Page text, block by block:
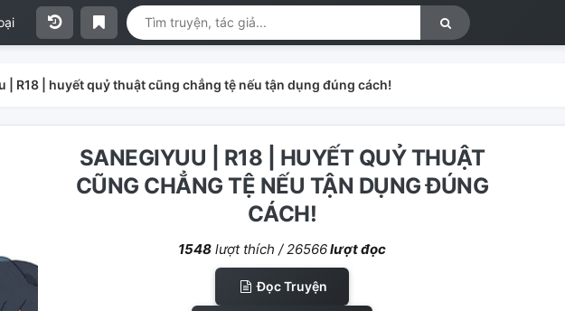
| R18 | huyết quỷ thuật cũng chẳng tệ nếu tận dụng đúng cách!
SANEGIYUU | R18 | HUYẾT QUỶ THUẬT
CŨNG CHẲNG TỆ NẾU TẬN DỤNG ĐÚNG
CÁCH!
1548 lượt thích /26566lượt đọc
Đọc Truyện